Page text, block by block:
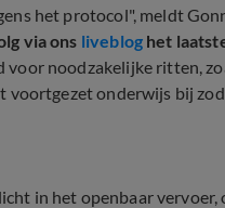
het protocol", meldt
via ons livebloghet
noodzakelijke ritten,
onderwijs bij
in het openbaar vervoer,